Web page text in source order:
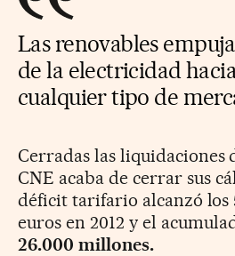
Las renovables
de la electricidad
cualquier tipo de
Cerradas las liquidaciones
CNE acaba de cerrar sus
déficit tarifario alcanzó los
euros en 2012 y el
26.000 millones.